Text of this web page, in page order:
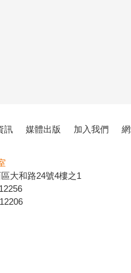
訊 媒體出版 加入我們
大和路24號4樓之1